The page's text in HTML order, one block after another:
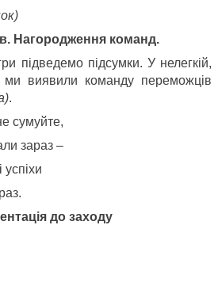
Нагородження команд.
підведемо підсумки. У нелегкій,
ми виявили команду переможців
.
сумуйте,
зараз –
до заходу